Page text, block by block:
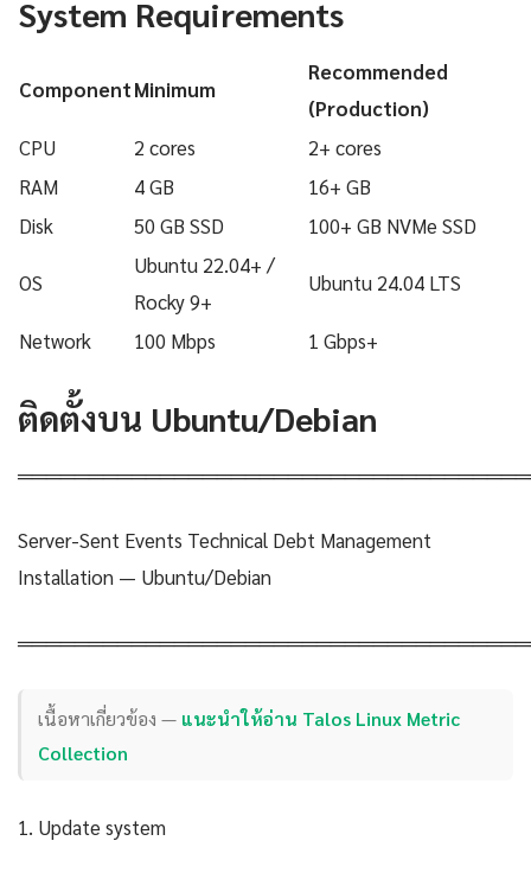
System Requirements
ComponentMinimum
Recommended
(Production)
CPU
2 cores
2+ cores
RAM
4 GB
16+ GB
Disk
50 GB SSD 100+ GB NVMe SSD
OS
Ubuntu 22.04+ /
Rocky 9+
Ubuntu 24.04 LTS
Network 100 Mbps 1 Gbps+
ติดตั้งบน Ubuntu/Debian
Server-Sent Events Technical Debt Management
Installation — Ubuntu/Debian
เนื้อหาเกี่ยวข้อง — แนะนำให้อ่าน Talos Linux Metric
Collection
1. Update system